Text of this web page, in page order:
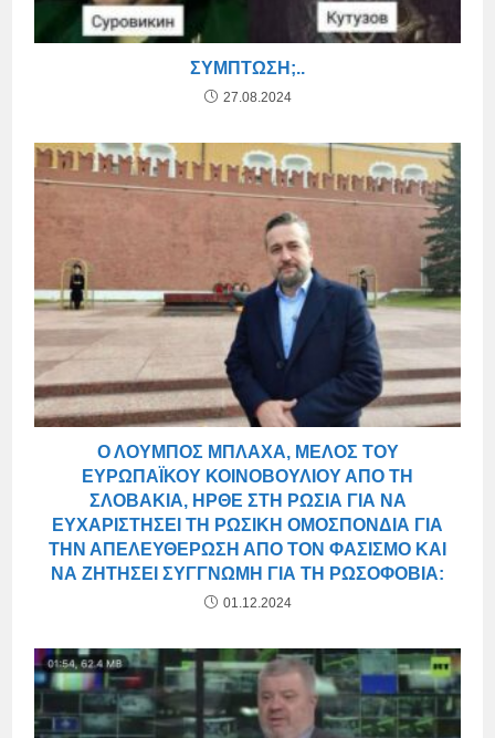
ΣΎΜΠΤΩΣΗ;..
27.08.2024
Ο ΛΟΎΜΠΟΣ ΜΠΛΆΧΑ, ΜΈΛΟΣ ΤΟΥ
ΕΥΡΩΠΑΪΚΟΎ ΚΟΙΝΟΒΟΥΛΊΟΥ ΑΠΌ ΤΗ
ΣΛΟΒΑΚΊΑ, ΉΡΘΕ ΣΤΗ ΡΩΣΊΑ ΓΙΑ ΝΑ
ΕΥΧΑΡΙΣΤΉΣΕΙ ΤΗ ΡΩΣΙΚΉ ΟΜΟΣΠΟΝΔΊΑ ΓΙΑ
ΤΗΝ ΑΠΕΛΕΥΘΈΡΩΣΗ ΑΠΌ ΤΟΝ ΦΑΣΙΣΜΌ ΚΑΙ
ΝΑ ΖΗΤΉΣΕΙ ΣΥΓΓΝΏΜΗ ΓΙΑ ΤΗ ΡΩΣΟΦΟΒΊΑ:
01.12.2024